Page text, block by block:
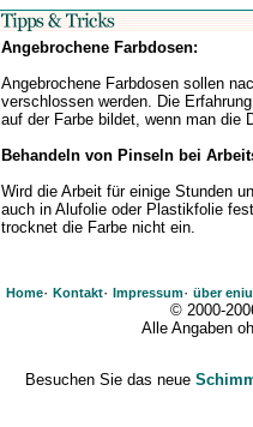
Angebrochene Farbdosen:
Angebrochene Farbdosen sollen
verschlossen werden. Die
auf der Farbe bildet, wenn man die
Behandeln von Pinseln bei
Wird die Arbeit für einige Stunden
auch in Alufolie oder Plastikfolie
trocknet die Farbe nicht ein.
Home· Kontakt· Impressum· über
© 2000-
Alle Angaben
Besuchen Sie das neue